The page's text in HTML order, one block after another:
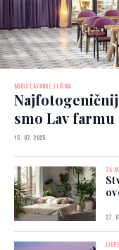
MIRIS LAVANDE I TIŠINA
smo Lav farmu
15. 07. 2025.
ZA
27.